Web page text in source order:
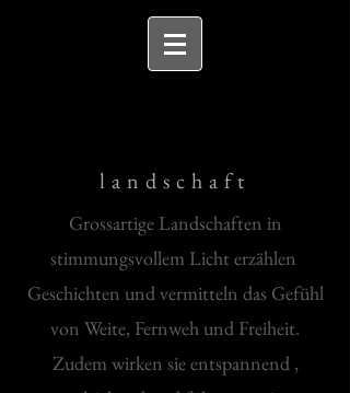
landschaft
Grossartige Landschaften in
stimmungsvollem Licht erzählen
Geschichten und vermitteln das Gefühl
von Weite, Fernweh und Freiheit.
Zudem wirken sie entspannend ,